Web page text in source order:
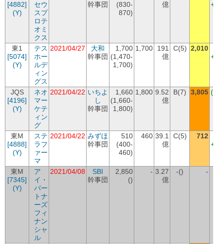
[4882]
(Y)
セウ
スプ
ロテ
オミ
クス
幹事団
(830-
870)
億
東1
[5074]
(Y)
テス
ホー
ルデ
ィン
グス
2021/04/27
大和
幹事団
1,700
(1,470-
1,700)
1,700
191
億
C(5) 2,010
JQS
[4196]
(Y)
ネオ
マー
ケテ
ィン
グ
2021/04/22 いちよ
し
幹事団
1,660
(1,660-
1,800)
1,800 9.52
億
B(7) 3,805
東M
[4888]
(Y)
ステ
ラフ
ァー
マ
2021/04/22 みずほ
幹事団
510
(400-
460)
460 39.1
億
C(5) 712
東M
[7345]
(Y)
ア
イ・
パー
トナ
ーズ
フィ
ナン
シャ
ル
2021/04/08
SBI
幹事団
2,850
()
- 3.27
億
-() -